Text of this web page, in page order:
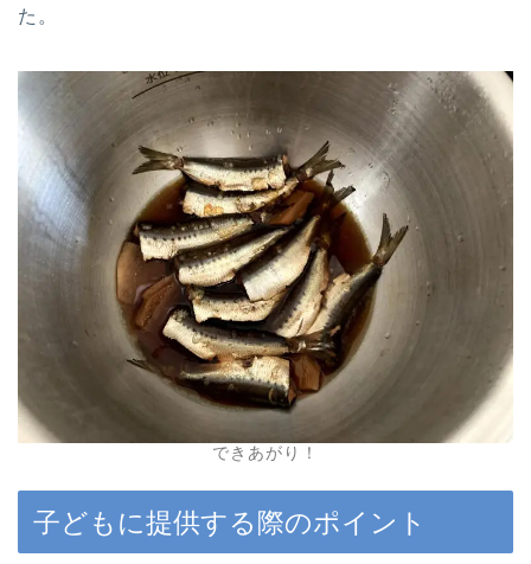
た。
できあがり！
子どもに提供する際のポイント